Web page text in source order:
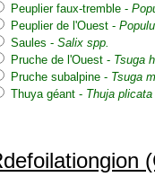
Peuplier faux-tremble -
Peuplier de l'Ouest -
Saules - Salix spp.
Pruche de l'Ouest - Tsuga
Pruche subalpine - Tsuga
Thuya géant - Thuja plicata